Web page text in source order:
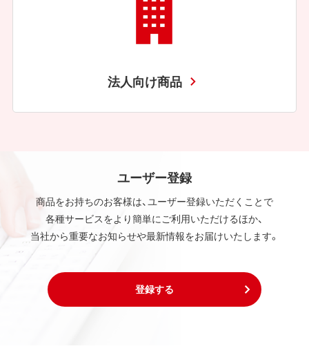
法人向け商品
ユーザー登録
商品をお持ちのお客様は、ユーザー登録いただくことで
各種サービスをより簡単にご利用いただけるほか、
当社から重要なお知らせや最新情報をお届けいたします。
登録する